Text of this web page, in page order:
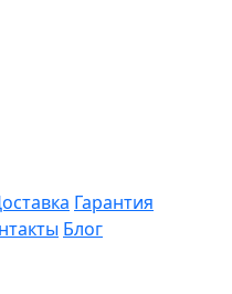
Гарантия
Блог